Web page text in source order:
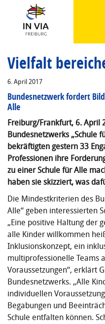
Vielfalt
6. April 2017
Bundesnetzwerk fordert
Alle
Freiburg/Frankfurt, 6. April
Bundesnetzwerks „Schule
bekräftigten gestern 33
Professionen ihre
zu einer Schule für Alle
haben sie skizziert, was
Die Mindestkriterien des
Alle“ geben interessierten
„Eine positive Haltung der
alle Kinder willkommen
Inklusionskonzept, ein
multiprofessionelle Teams
Voraussetzungen“, erklärt
Bundesnetzwerks. „Alle
individuellen
Begabungen und
Schule entfalten können.